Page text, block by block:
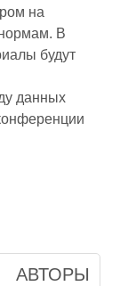
на
В
будут
данных
АВТОРЫ